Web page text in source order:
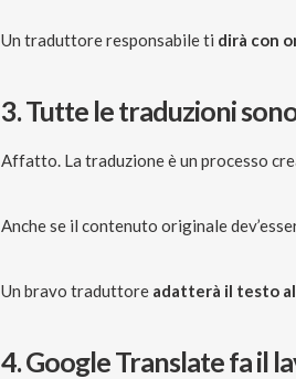
Un traduttore responsabile ti dirà con
3. Tutte le traduzioni
Affatto. La traduzione è un processo
Anche se il contenuto originale
Un bravo traduttore adatterà il testo
4. Google Translate fa il